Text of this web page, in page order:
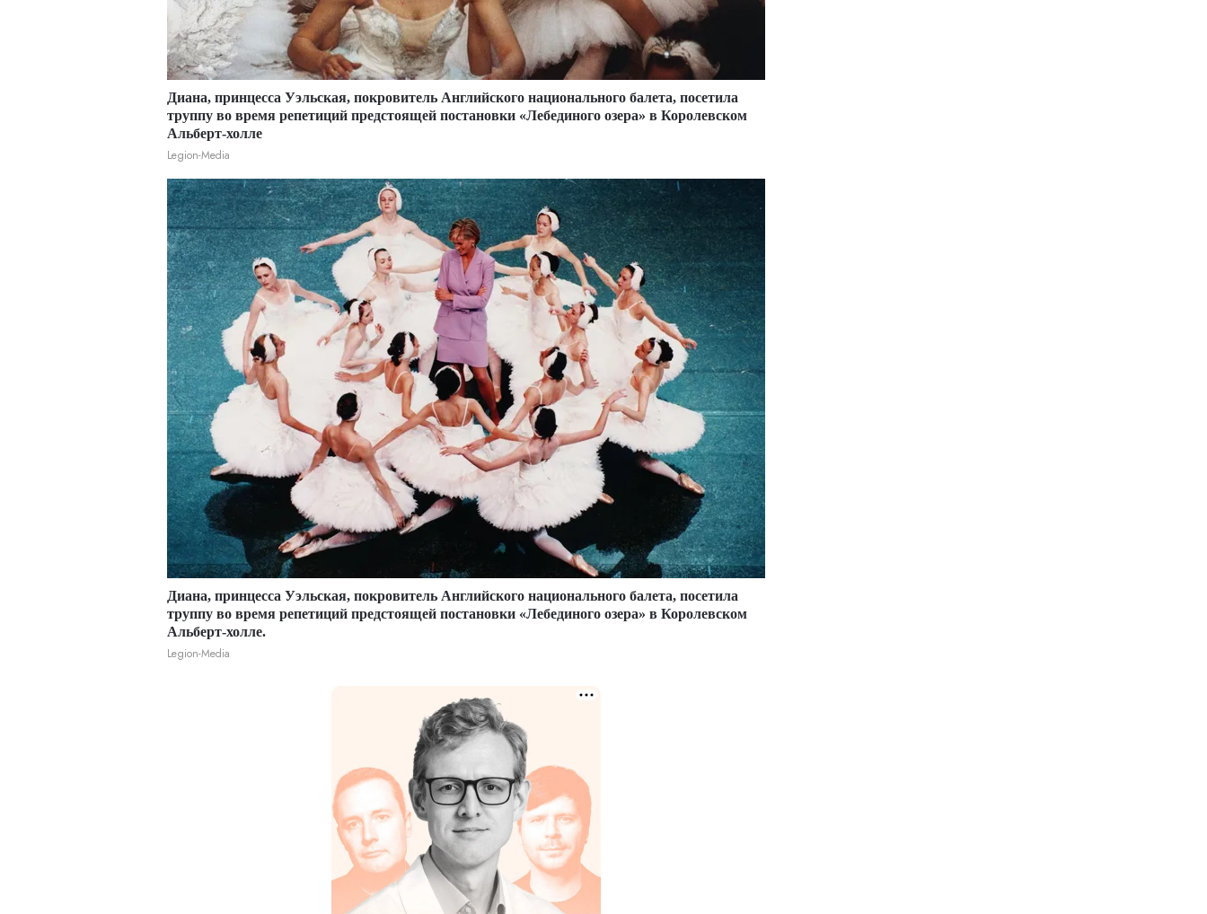
Диана, принцесса Уэльская, покровитель Английского национального балета, посетила
труппу во время репетиций предстоящей постановки «Лебединого озера» в Королевском
Альберт-холле
Legion-Media
Диана, принцесса Уэльская, покровитель Английского национального балета, посетила
труппу во время репетиций предстоящей постановки «Лебединого озера» в Королевском
Альберт-холле.
Legion-Media